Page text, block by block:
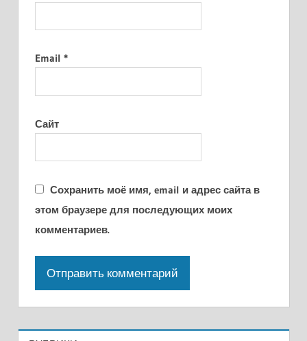
Email *
Сайт
Сохранить моё имя, email и адрес сайта в
этом браузере для последующих моих
комментариев.